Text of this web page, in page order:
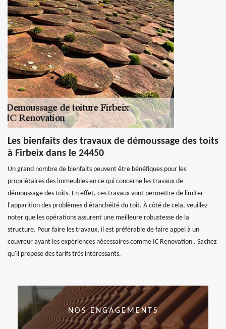
Les bienfaits des travaux de démoussage des toits
à Firbeix dans le 24450
Un grand nombre de bienfaits peuvent être bénéfiques pour les
propriétaires des immeubles en ce qui concerne les travaux de
démoussage des toits. En effet, ces travaux vont permettre de limiter
l'apparition des problèmes d'étanchéité du toit. À côté de cela, veuillez
noter que les opérations assurent une meilleure robustesse de la
structure. Pour faire les travaux, il est préférable de faire appel à un
couvreur ayant les expériences nécessaires comme IC Renovation . Sachez
qu'il propose des tarifs très intéressants.
NOS ENGAGEMENTS